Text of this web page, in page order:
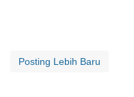
Posting Lebih Baru